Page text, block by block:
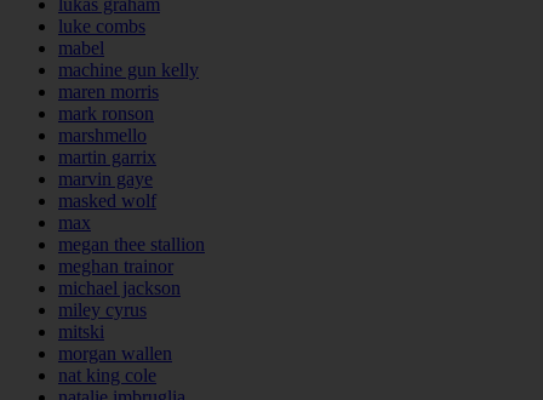
lukas graham
luke combs
mabel
machine gun kelly
maren morris
mark ronson
marshmello
martin garrix
marvin gaye
masked wolf
max
megan thee stallion
meghan trainor
michael jackson
miley cyrus
mitski
morgan wallen
nat king cole